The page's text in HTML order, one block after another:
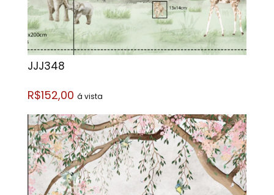
JJJ348
R$152,00 á vista